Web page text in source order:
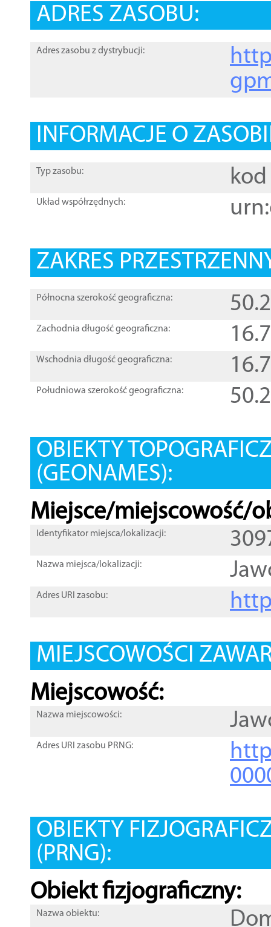
ADRES ZASOBU:
Adres zasobu z dystrybucji:
INFORMACJE O
Typ zasobu: kod
Układ współrzędnych:
ZAKRES
Północna szerokość geograficzna:
Zachodnia długość geograficzna:
Wschodnia długość geograficzna:
Południowa szerokość geograficzna:
OBIEKTY
(GEONAMES):
Miejsce/miejscowość/
Identyfikator miejsca/lokalizacji:
Nazwa miejsca/lokalizacji:
Adres URI zasobu:
MIEJSCOWOŚCI
Miejscowość:
Nazwa miejscowości:
Adres URI zasobu PRNG:
OBIEKTY
(PRNG):
Obiekt fizjograficzny:
Nazwa obiektu: